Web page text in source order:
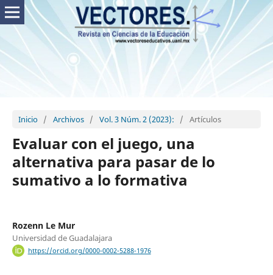
Inicio / Archivos / Vol. 3 Núm. 2 (2023): / Artículos
Evaluar con el juego, una
alternativa para pasar de lo
sumativo a lo formativa
Rozenn Le Mur
Universidad de Guadalajara
https://orcid.org/0000-0002-5288-1976